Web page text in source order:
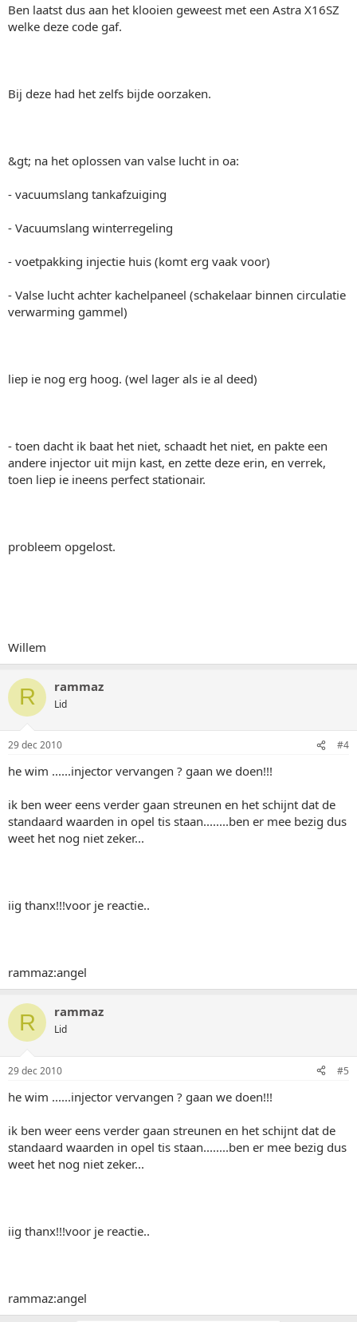
Ben laatst dus aan het klooien geweest met een Astra X16SZ
welke deze code gaf.
Bij deze had het zelfs bijde oorzaken.
&gt; na het oplossen van valse lucht in oa:
- vacuumslang tankafzuiging
- Vacuumslang winterregeling
- voetpakking injectie huis (komt erg vaak voor)
- Valse lucht achter kachelpaneel (schakelaar binnen circulatie
verwarming gammel)
liep ie nog erg hoog. (wel lager als ie al deed)
- toen dacht ik baat het niet, schaadt het niet, en pakte een
andere injector uit mijn kast, en zette deze erin, en verrek,
toen liep ie ineens perfect stationair.
probleem opgelost.
Willem
R rammaz
Lid
29 dec 2010 #4
he wim ......injector vervangen ? gaan we doen!!!
ik ben weer eens verder gaan streunen en het schijnt dat de
standaard waarden in opel tis staan........ben er mee bezig dus
weet het nog niet zeker...
iig thanx!!!voor je reactie..
rammaz:angel
R rammaz
Lid
29 dec 2010 #5
he wim ......injector vervangen ? gaan we doen!!!
ik ben weer eens verder gaan streunen en het schijnt dat de
standaard waarden in opel tis staan........ben er mee bezig dus
weet het nog niet zeker...
iig thanx!!!voor je reactie..
rammaz:angel